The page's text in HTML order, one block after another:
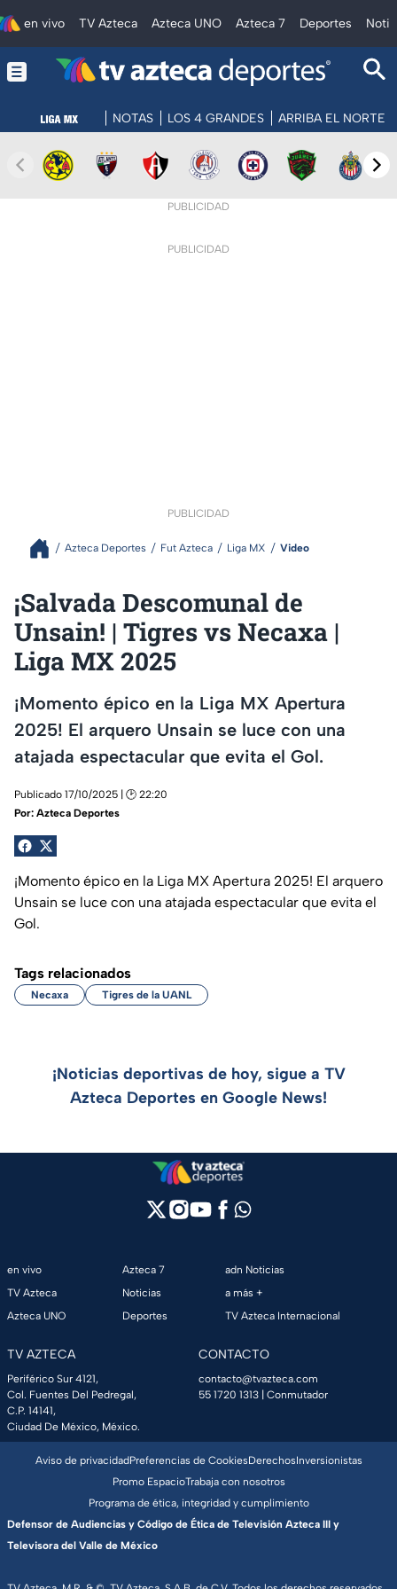
en vivo TV Azteca Azteca UNO Azteca 7 Deportes
NOTAS LOS 4 GRANDES ARRIBA EL NORTE
PUBLICIDAD
PUBLICIDAD
PUBLICIDAD
Azteca Deportes Fut Azteca Liga MX Video
¡Salvada Descomunal de
Unsain! | Tigres vs Necaxa |
Liga MX 2025
¡Momento épico en la Liga MX Apertura
2025! El arquero Unsain se luce con una
atajada espectacular que evita el Gol.
Publicado 17/10/2025 | 🕑 22:20
Por: Azteca Deportes
¡Momento épico en la Liga MX Apertura 2025! El arquero
Unsain se luce con una atajada espectacular que evita el
Gol.
Tags relacionados
Necaxa Tigres de la UANL
¡Noticias deportivas de hoy, sigue a TV
Azteca Deportes en Google News!
en vivo
TV Azteca
Azteca UNO
Azteca 7
Noticias
Deportes
adn Noticias
a más +
TV Azteca Internacional
TV AZTECA
Periférico Sur 4121,
Col. Fuentes Del Pedregal,
C.P. 14141,
Ciudad De México, México.
CONTACTO
contacto@tvazteca.com
55 1720 1313 | Conmutador
Aviso de privacidadPreferencias de CookiesDerechosInversionistas
Promo EspacioTrabaja con nosotros
Programa de ética, integridad y cumplimiento
Defensor de Audiencias y Código de Ética de Televisión Azteca III y
Televisora del Valle de México